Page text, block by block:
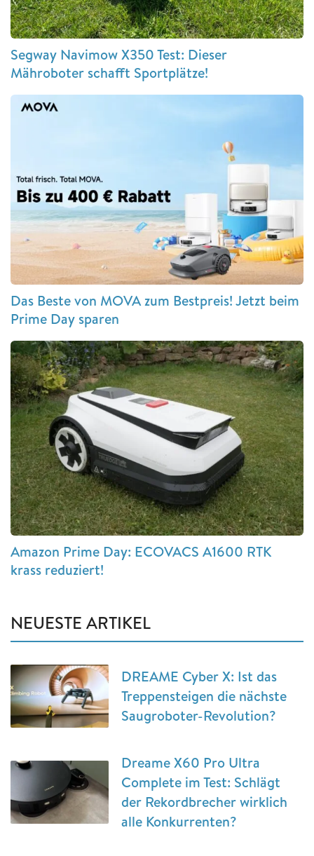
Segway Navimow X350 Test: Dieser
Mähroboter schafft Sportplätze!
Das Beste von MOVA zum Bestpreis! Jetzt beim
Prime Day sparen
Amazon Prime Day: ECOVACS A1600 RTK
krass reduziert!
NEUESTE ARTIKEL
DREAME Cyber X: Ist das
Treppensteigen die nächste
Saugroboter-Revolution?
Dreame X60 Pro Ultra
Complete im Test: Schlägt
der Rekordbrecher wirklich
alle Konkurrenten?